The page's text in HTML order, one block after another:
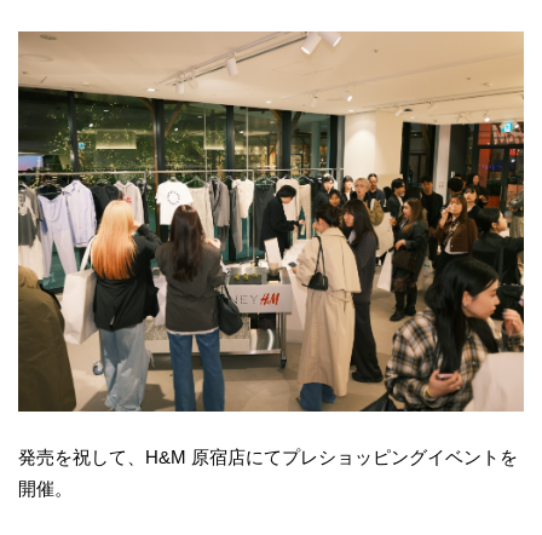
発売を祝して、H&M 原宿店にてプレショッピングイベントを
開催。